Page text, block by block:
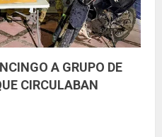
A GRUPO DE
CIRCULABAN